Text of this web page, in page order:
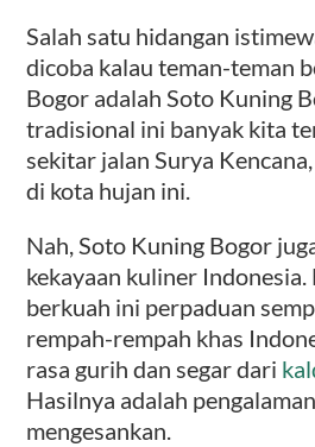
Salah satu hidangan
dicoba kalau teman-teman
Bogor adalah Soto Kuning
tradisional ini banyak kita
sekitar jalan Surya
di kota hujan ini.
Nah, Soto Kuning Bogor
kekayaan kuliner Indonesia.
berkuah ini perpaduan
rempah-rempah khas
rasa gurih dan segar dari
Hasilnya adalah
mengesankan.